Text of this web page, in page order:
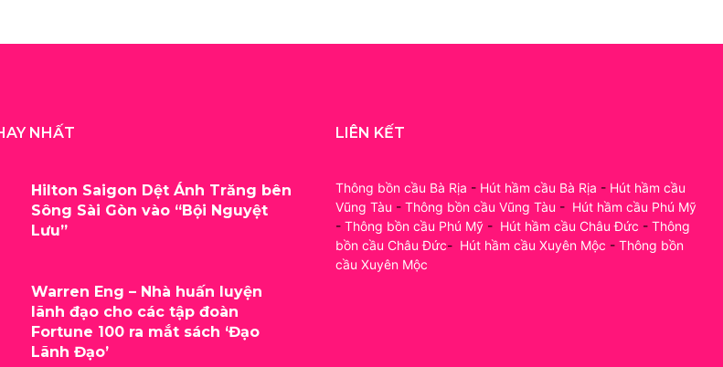
NHẤT
Hilton Saigon Dệt Ánh Trăng bên
Sông Sài Gòn vào “Bội Nguyệt
Lưu”
Warren Eng – Nhà huấn luyện
lãnh đạo cho các tập đoàn
Fortune 100 ra mắt sách ‘Đạo
Lãnh Đạo’
LIÊN KẾT
Thông bồn cầu Bà Rịa - Hút hầm cầu Bà Rịa - Hút hầm cầu
Vũng Tàu - Thông bồn cầu Vũng Tàu - Hút hầm cầu Phú Mỹ
- Thông bồn cầu Phú Mỹ - Hút hầm cầu Châu Đức - Thông
bồn cầu Châu Đức- Hút hầm cầu Xuyên Mộc - Thông bồn
cầu Xuyên Mộc